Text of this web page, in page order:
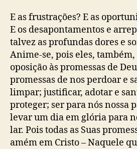
E as frustrações? E as
E os desapontamentos e
talvez as profundas dores e
Anime-se, pois eles,
oposição às promessas de
promessas de nos perdoar e
limpar; justificar, adotar e
proteger; ser para nós nossa
levar um dia em glória para
lar. Pois todas as Suas
amém em Cristo – Naquele